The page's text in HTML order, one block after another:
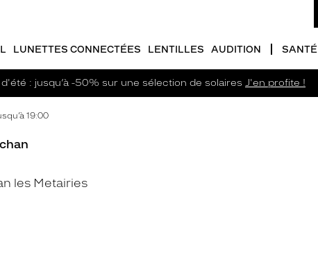
LUNETTES CONNECTÉES LENTILLES AUDITION SANTÉ
: jusqu’à -50% sur une sélection de solaires J'en profite !
19:00
les Metairies